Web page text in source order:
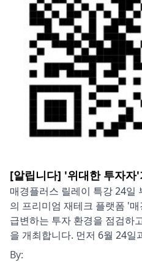
[알립니다] '위대한 투자자
매경플러스 릴레이 특강 24일
의 프리미엄 재테크 플랫폼 '
급변하는 투자 환경을 점검하
을 개최합니다. 먼저 6월 24일
By: